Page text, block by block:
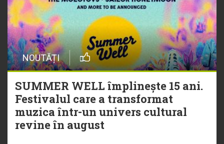
NOUTĂȚI
SUMMER WELL împlinește 15 ani.
Festivalul care a transformat
muzica într-un univers cultural
revine în august